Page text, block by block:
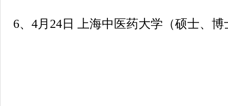
6、4月24日 上海中医药大学（硕士、博